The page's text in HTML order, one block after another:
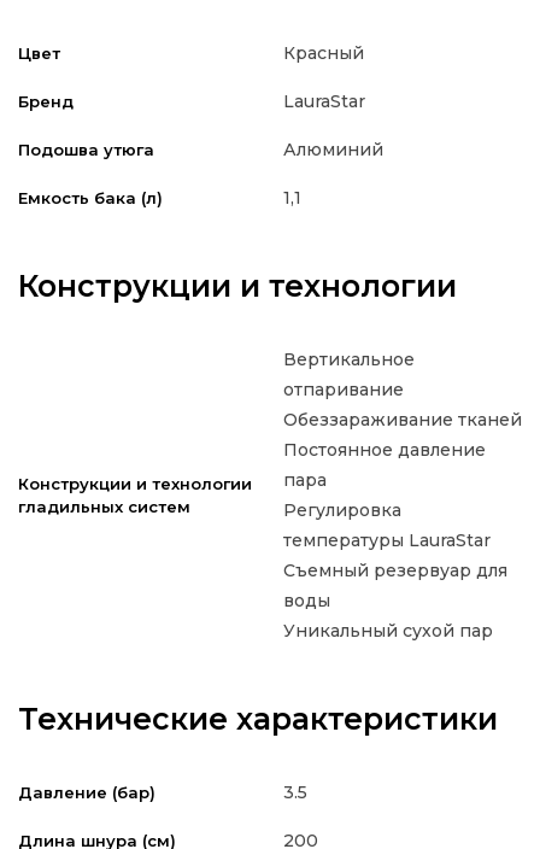
Цвет Красный
Бренд LauraStar
Подошва утюга Алюминий
Емкость бака (л) 1,1
Конструкции и технологии
Конструкции и технологии
гладильных систем
Вертикальное
отпаривание
Обеззараживание тканей
Постоянное давление
пара
Регулировка
температуры LauraStar
Съемный резервуар для
воды
Уникальный сухой пар
Технические характеристики
Давление (бар) 3.5
Длина шнура (см) 200